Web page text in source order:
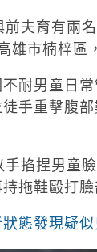
夫育有兩
雄市楠梓區
耐男童日
手重擊腹
掐捏男童
拖鞋毆打
態發現疑